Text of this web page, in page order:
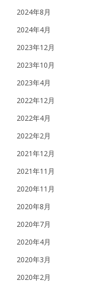
2024年8月
2024年4月
2023年12月
2023年10月
2023年4月
2022年12月
2022年4月
2022年2月
2021年12月
2021年11月
2020年11月
2020年8月
2020年7月
2020年4月
2020年3月
2020年2月